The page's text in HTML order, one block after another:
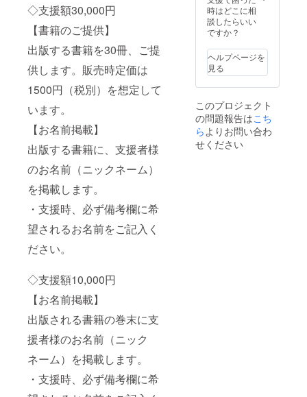
◇支援額30,000円
【書籍のご提供】
出版する書籍を30冊、ご提
供します。販売時定価は
1500円（税別）を想定して
います。
【お名前掲載】
出版する書籍に、支援者様
のお名前（ニックネーム）
を掲載します。
・支援時、必ず備考欄に希
望されるお名前をご記入く
ださい。
◇支援額10,000円
【お名前掲載】
出版される書籍の巻末に支
援者様のお名前（ニック
ネーム）を掲載します。
・支援時、必ず備考欄に希
草創期に普
及と競技を
学生時代か
ら雑誌《ポ
パイ》のス
ポーツ特集
を担当。25
歳から雑誌
《ナン
時はどこに相
談したらいい
ですか？
ヘルプページを
見る
このプロジェクト
の問題報告はこち
ら よりお問い合わ
せください